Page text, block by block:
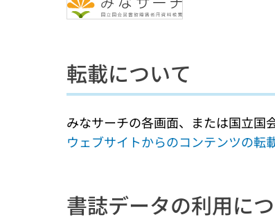
転載について
みなサーチの各画面、または国立国
ウェブサイトからのコンテンツの転
書誌データの利用に